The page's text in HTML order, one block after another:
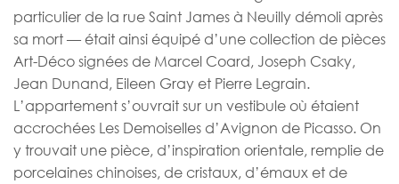
particulier de la rue Saint James à Neuilly démoli après
sa mort — était ainsi équipé d’une collection de pièces
Art-Déco signées de Marcel Coard, Joseph Csaky,
Jean Dunand, Eileen Gray et Pierre Legrain.
L’appartement s’ouvrait sur un vestibule où étaient
accrochées Les Demoiselles d’Avignon de Picasso. On
y trouvait une pièce, d’inspiration orientale, remplie de
porcelaines chinoises, de cristaux, d’émaux et de